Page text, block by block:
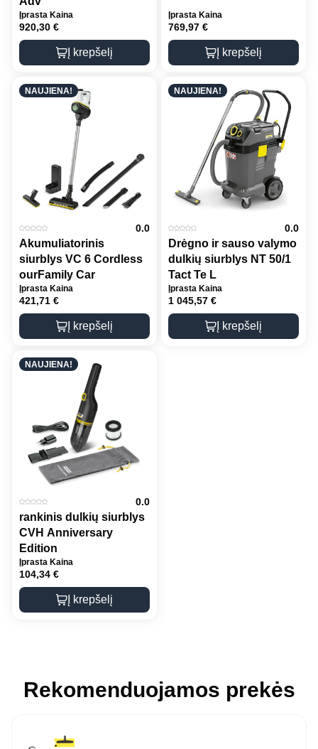
Įprasta Kaina
920,30 €
Į krepšelį
Įprasta Kaina
769,97 €
Į krepšelį
NAUJIENA!
0.0
Akumuliatorinis
siurblys VC 6 Cordless
ourFamily Car
Įprasta Kaina
421,71 €
Į krepšelį
NAUJIENA!
0.0
Drėgno ir sauso valymo
dulkių siurblys NT 50/1
Tact Te L
Įprasta Kaina
1 045,57 €
Į krepšelį
NAUJIENA!
0.0
rankinis dulkių siurblys
CVH Anniversary
Edition
Įprasta Kaina
104,34 €
Į krepšelį
Rekomenduojamos prekės